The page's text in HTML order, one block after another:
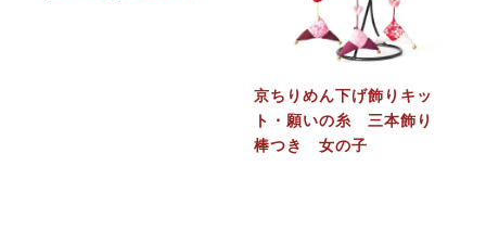
京ちりめん下げ飾りキッ
ト・願いの糸 三本飾り
棒つき 女の子